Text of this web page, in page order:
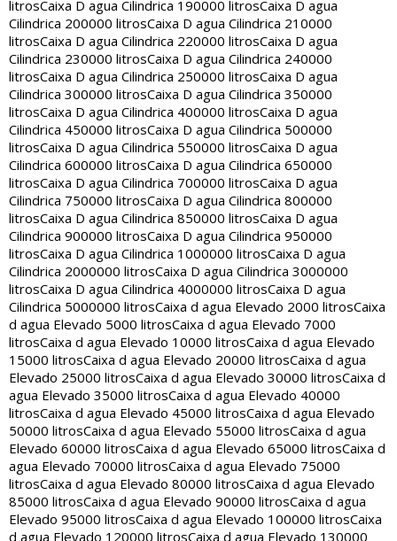
litrosCaixa D agua Cilindrica 190000 litrosCaixa D agua
Cilindrica 200000 litrosCaixa D agua Cilindrica 210000
litrosCaixa D agua Cilindrica 220000 litrosCaixa D agua
Cilindrica 230000 litrosCaixa D agua Cilindrica 240000
litrosCaixa D agua Cilindrica 250000 litrosCaixa D agua
Cilindrica 300000 litrosCaixa D agua Cilindrica 350000
litrosCaixa D agua Cilindrica 400000 litrosCaixa D agua
Cilindrica 450000 litrosCaixa D agua Cilindrica 500000
litrosCaixa D agua Cilindrica 550000 litrosCaixa D agua
Cilindrica 600000 litrosCaixa D agua Cilindrica 650000
litrosCaixa D agua Cilindrica 700000 litrosCaixa D agua
Cilindrica 750000 litrosCaixa D agua Cilindrica 800000
litrosCaixa D agua Cilindrica 850000 litrosCaixa D agua
Cilindrica 900000 litrosCaixa D agua Cilindrica 950000
litrosCaixa D agua Cilindrica 1000000 litrosCaixa D agua
Cilindrica 2000000 litrosCaixa D agua Cilindrica 3000000
litrosCaixa D agua Cilindrica 4000000 litrosCaixa D agua
Cilindrica 5000000 litrosCaixa d agua Elevado 2000 litrosCaixa
d agua Elevado 5000 litrosCaixa d agua Elevado 7000
litrosCaixa d agua Elevado 10000 litrosCaixa d agua Elevado
15000 litrosCaixa d agua Elevado 20000 litrosCaixa d agua
Elevado 25000 litrosCaixa d agua Elevado 30000 litrosCaixa d
agua Elevado 35000 litrosCaixa d agua Elevado 40000
litrosCaixa d agua Elevado 45000 litrosCaixa d agua Elevado
50000 litrosCaixa d agua Elevado 55000 litrosCaixa d agua
Elevado 60000 litrosCaixa d agua Elevado 65000 litrosCaixa d
agua Elevado 70000 litrosCaixa d agua Elevado 75000
litrosCaixa d agua Elevado 80000 litrosCaixa d agua Elevado
85000 litrosCaixa d agua Elevado 90000 litrosCaixa d agua
Elevado 95000 litrosCaixa d agua Elevado 100000 litrosCaixa
d agua Elevado 120000 litrosCaixa d agua Elevado 130000